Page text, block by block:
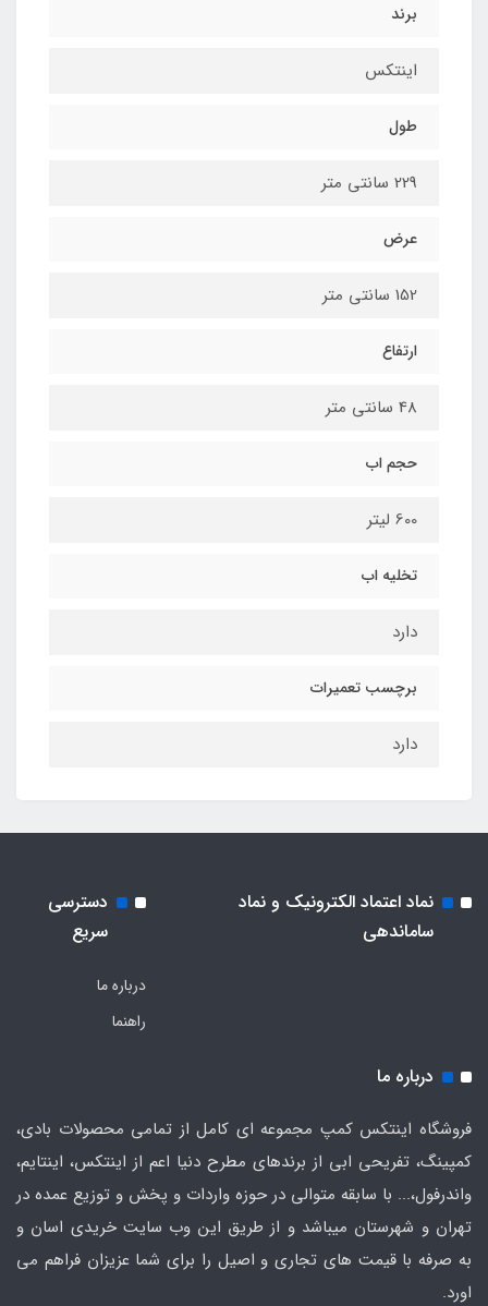
برند
اینتکس
طول
229 سانتی متر
عرض
152 سانتی متر
ارتفاع
48 سانتی متر
حجم اب
600 لیتر
تخلیه اب
دارد
برچسب تعمیرات
دارد
نماد اعتماد الکترونیک و نماد
ساماندهی
دسترسی
سریع
درباره ما
راهنما
درباره ما
فروشگاه اینتکس کمپ مجموعه ای کامل از تمامی محصولات بادی،
کمپینگ، تفریحی ابی از برندهای مطرح دنیا اعم از اینتکس، اینتایم،
واندرفول،... با سابقه متوالی در حوزه واردات و پخش و توزیع عمده در
تهران و شهرستان میباشد و از طریق این وب سایت خریدی اسان و
به صرفه با قیمت های تجاری و اصیل را برای شما عزیزان فراهم می
اورد.